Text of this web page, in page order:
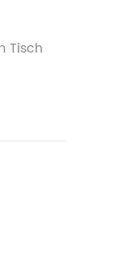
Tisch